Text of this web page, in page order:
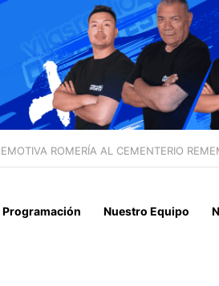
DE CELULAR REVELA ABUSOS
Programación Nuestro Equipo